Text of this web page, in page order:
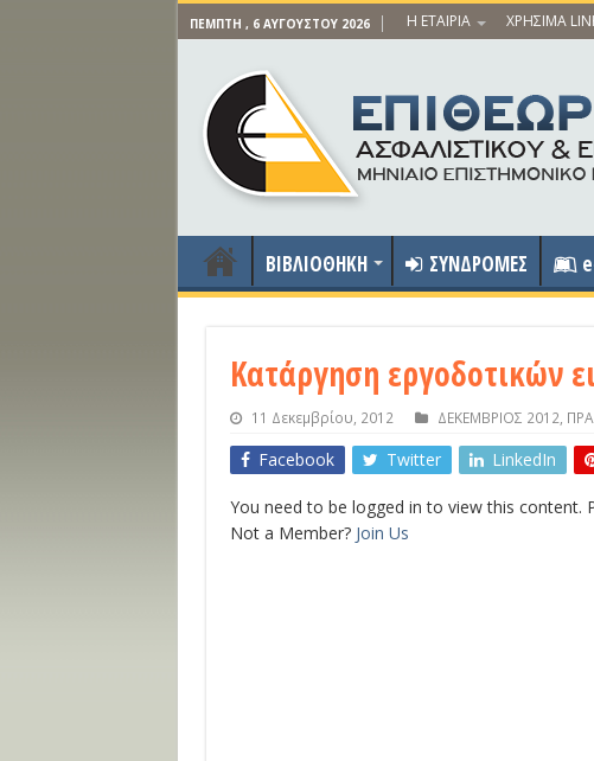
ΠΈΜΠΤΗ , 6 ΑΥΓΟΎΣΤΟΥ 2026 Η ΕΤΑΙΡΙΑ ΧΡΗΣΙΜΑ
ΒΙΒΛΙΟΘΗΚΗ ΣΥΝΔΡΟΜΕΣ
Κατάργηση εργοδοτικών
11 Δεκεμβρίου, 2012 ΔΕΚΕΜΒΡΙΟΣ 2012
Facebook Twitter LinkedIn
You need to be logged in to view this content.
Not a Member? Join Us